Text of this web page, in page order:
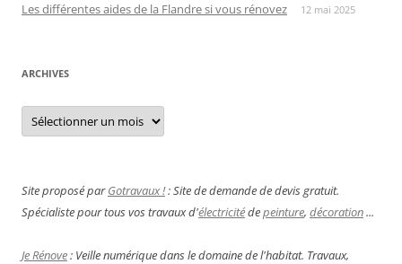
Les différentes aides de la Flandre si vous rénovez 12 mai 2025
ARCHIVES
Archives
Site proposé parGotravaux !: Site de demande de devis gratuit.
Spécialiste pour tous vos travaux d'électricitédepeinture, décoration...
Je Rénove: Veille numérique dans le domaine de l'habitat. Travaux,